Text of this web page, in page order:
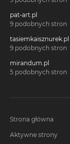
pat-art.pl
9 podobnych stron
tasiemkaisznurek.pl
9 podobnych stron
mirandum.pl
5 podobnych stron
Strona główna
Aktywne strony